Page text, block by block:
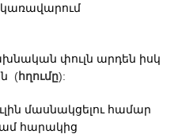
փուլն արդեն իսկ
(հղումը):
մասնակցելու համար
հարակից